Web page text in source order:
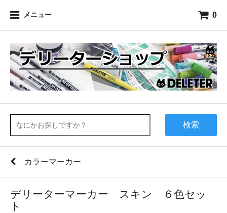
メニュー 0
検索
カラーマーカー
デリーターマーカー スキン ６色セッ
ト